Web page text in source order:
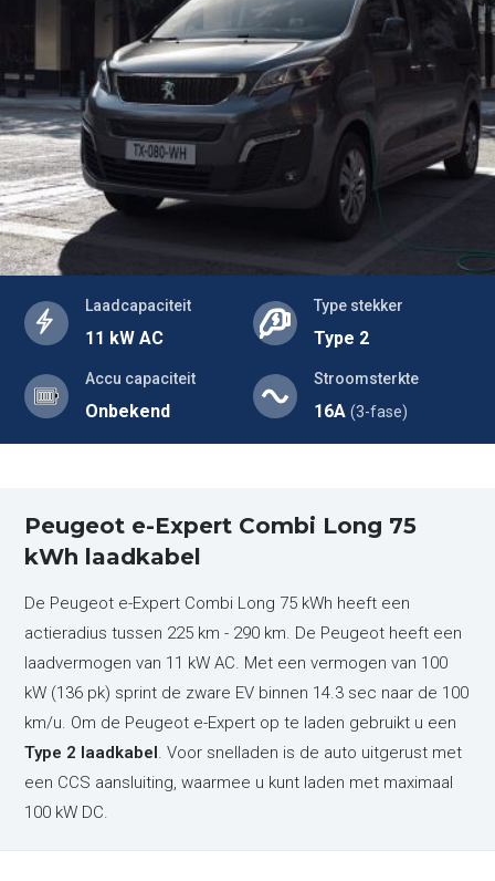
Laadcapaciteit
11 kW AC
Type stekker
Type 2
Accu capaciteit
Onbekend
Stroomsterkte
16A (3-fase)
Peugeot e-Expert Combi Long 75
kWh laadkabel
De Peugeot e-Expert Combi Long 75 kWh heeft een
actieradius tussen 225 km - 290 km. De Peugeot heeft een
laadvermogen van 11 kW AC. Met een vermogen van 100
kW (136 pk) sprint de zware EV binnen 14.3 sec naar de 100
km/u. Om de Peugeot e-Expert op te laden gebruikt u een
Type 2 laadkabel. Voor snelladen is de auto uitgerust met
een CCS aansluiting, waarmee u kunt laden met maximaal
100 kW DC.